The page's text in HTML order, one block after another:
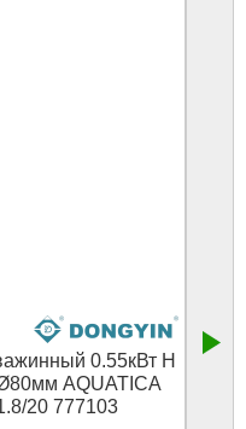
0.55кВт H
AQUATICA
20 777103